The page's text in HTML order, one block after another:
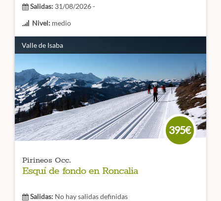
Salidas: 31/08/2026 -
Nivel: medio
¿Quieres descubrir este rincón del Pirineo?Los Valles
Occidentales, Hecho y Ansó
Descubre los rincones más bellos de este tesoro del
Pirineo
CÓDIGO VIAJE: 005SES
Valle de Isaba
395€
Pirineos Occ.
Esquí de fondo en Roncalia
Salidas: No hay salidas definidas